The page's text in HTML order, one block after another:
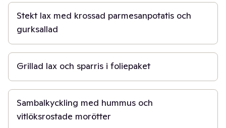
Stekt lax med krossad parmesanpotatis och
gurksallad
30 min
Grillad lax och sparris i foliepaket
45 min
Sambalkyckling med hummus och
vitlöksrostade morötter